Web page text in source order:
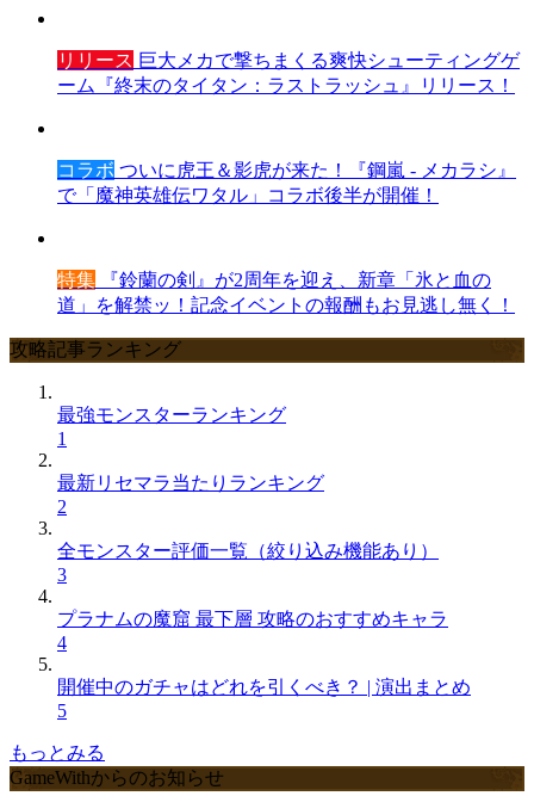
リリース 巨大メカで撃ちまくる爽快シューティングゲ
ーム『終末のタイタン：ラストラッシュ』リリース！
コラボ ついに虎王＆影虎が来た！『鋼嵐 - メカラシ』
で「魔神英雄伝ワタル」コラボ後半が開催！
特集 『鈴蘭の剣』が2周年を迎え、新章「氷と血の
道」を解禁ッ！記念イベントの報酬もお見逃し無く！
攻略記事ランキング
最強モンスターランキング
1
最新リセマラ当たりランキング
2
全モンスター評価一覧（絞り込み機能あり）
3
プラナムの魔窟 最下層 攻略のおすすめキャラ
4
開催中のガチャはどれを引くべき？ | 演出まとめ
5
もっとみる
GameWithからのお知らせ